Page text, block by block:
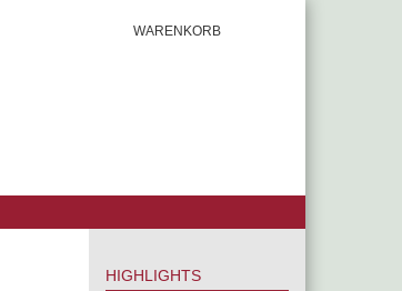
WARENKORB
HIGHLIGHTS